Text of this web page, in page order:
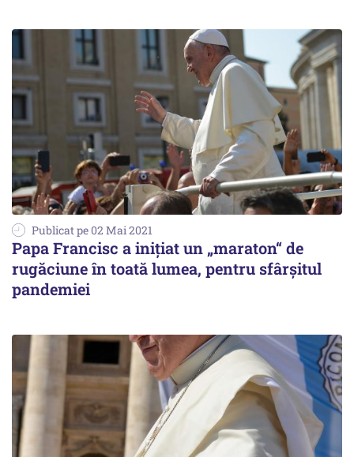
Publicat pe 02 Mai 2021
Papa Francisc a inițiat un „maraton“ de
rugăciune în toată lumea, pentru sfârșitul
pandemiei